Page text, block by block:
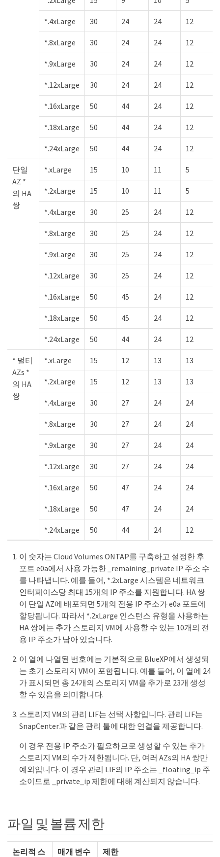
*.4xLarge 30 24 24 12
*.8xLarge 30 24 24 12
*.9xLarge 30 24 24 12
*.12xLarge 30 24 24 12
*.16xLarge 50 44 24 12
*.18xLarge 50 44 24 12
*.24xLarge 50 44 24 12
단일
AZ *
의 HA
쌍
*.xLarge 15 10 11 5
*.2xLarge 15 10 11 5
*.4xLarge 30 25 24 12
*.8xLarge 30 25 24 12
*.9xLarge 30 25 24 12
*.12xLarge 30 25 24 12
*.16xLarge 50 45 24 12
*.18xLarge 50 45 24 12
*.24xLarge 50 44 24 12
* 멀티
AZs *
의 HA
쌍
*.xLarge 15 12 13 13
*.2xLarge 15 12 13 13
*.4xLarge 30 27 24 24
*.8xLarge 30 27 24 24
*.9xLarge 30 27 24 24
*.12xLarge 30 27 24 24
*.16xLarge 50 47 24 24
*.18xLarge 50 47 24 24
*.24xLarge 50 44 24 12
이 숫자는 Cloud Volumes ONTAP를 구축하고 설정한 후
포트 e0a에서 사용 가능한 _remaining_private IP 주소 수
를 나타냅니다. 예를 들어, *.2xLarge 시스템은 네트워크
인터페이스당 최대 15개의 IP 주소를 지원합니다. HA 쌍
이 단일 AZ에 배포되면 5개의 전용 IP 주소가 e0a 포트에
할당됩니다. 따라서 *.2xLarge 인스턴스 유형을 사용하는
HA 쌍에는 추가 스토리지 VM에 사용할 수 있는 10개의 전
용 IP 주소가 남아 있습니다.
이 열에 나열된 번호에는 기본적으로 BlueXP에서 생성되
는 초기 스토리지 VM이 포함됩니다. 예를 들어, 이 열에 24
가 표시되면 총 24개의 스토리지 VM을 추가로 23개 생성
할 수 있음을 의미합니다.
스토리지 VM의 관리 LIF는 선택 사항입니다. 관리 LIF는
SnapCenter과 같은 관리 툴에 대한 연결을 제공합니다.
이 경우 전용 IP 주소가 필요하므로 생성할 수 있는 추가
스토리지 VM의 수가 제한됩니다. 단, 여러 AZs의 HA 쌍만
예외입니다. 이 경우 관리 LIF의 IP 주소는 _floating_ip 주
소이므로 _private_ip 제한에 대해 계산되지 않습니다.
파일 및 볼륨 제한
논리적 스
매개 변수 제한